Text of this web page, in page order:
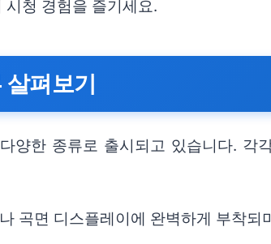
청 경험을 즐기세요.
펴보기
양한 종류로 출시되고 있습니다.
곡면 디스플레이에 완벽하게 부착